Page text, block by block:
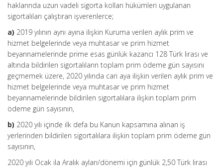
haklarında uzun vadeli sigorta kolları hükümleri uygulanan
sigortalıları çalıştıran işverenlerce;
a) 2019 yılının aynı ayına ilişkin Kuruma verilen aylık prim ve
hizmet belgelerinde veya muhtasar ve prim hizmet
beyannamelerinde prime esas günlük kazancı 128 Türk lirası ve
altında bildirilen sigortalıların toplam prim ödeme gün sayısını
geçmemek üzere, 2020 yılında cari aya ilişkin verilen aylık prim ve
hizmet belgelerinde veya muhtasar ve prim hizmet
beyannamelerinde bildirilen sigortalılara ilişkin toplam prim
ödeme gün sayısının,
b) 2020 yılı içinde ilk defa bu Kanun kapsamına alınan iş
yerlerinden bildirilen sigortalılara ilişkin toplam prim ödeme gün
sayısının,
2020 yılı Ocak ila Aralık ayları/dönemi için günlük 2,50 Türk lirası